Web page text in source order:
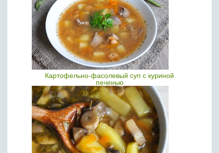
Картофельно-фасолевый суп с куриной
печенью